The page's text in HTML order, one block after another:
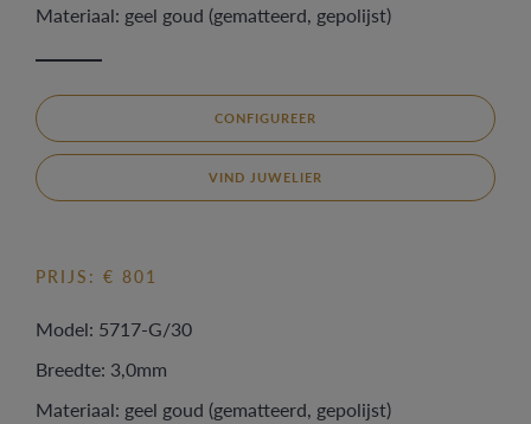
Materiaal: geel goud (gematteerd, gepolijst)
CONFIGUREER
VIND JUWELIER
PRIJS: € 801
Model: 5717-G/30
Breedte: 3,0mm
Materiaal: geel goud (gematteerd, gepolijst)